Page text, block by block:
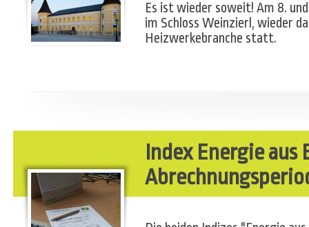
Es ist wieder soweit! Am 8.
im Schloss Weinzierl, wieder
Heizwerkebranche statt.
Index Energie aus